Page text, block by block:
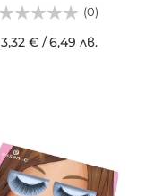
(0)
3,32 €/6,49 лв.